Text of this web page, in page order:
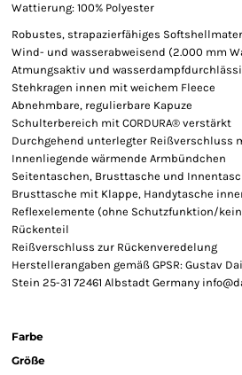
Wattierung: 100% Polyester
Robustes, strapazierfähiges
Wind- und wasserabweisend (2.000 mm
Atmungsaktiv und
Stehkragen innen mit weichem Fleece
Abnehmbare, regulierbare Kapuze
Schulterbereich mit CORDURA® verstärkt
Durchgehend unterlegter Reißverschluss
Innenliegende wärmende Armbündchen
Seitentaschen, Brusttasche und
Brusttasche mit Klappe, Handytasche
Reflexelemente (ohne Schutzfunktion/
Rückenteil
Reißverschluss zur Rückenveredelung
Herstellerangaben gemäß GPSR: Gustav
Stein 25-31 72461 Albstadt Germany
Farbe
Größe